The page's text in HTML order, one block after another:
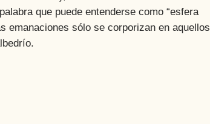
que puede entenderse como “esfera
emanaciones sólo se corporizan en aquellos